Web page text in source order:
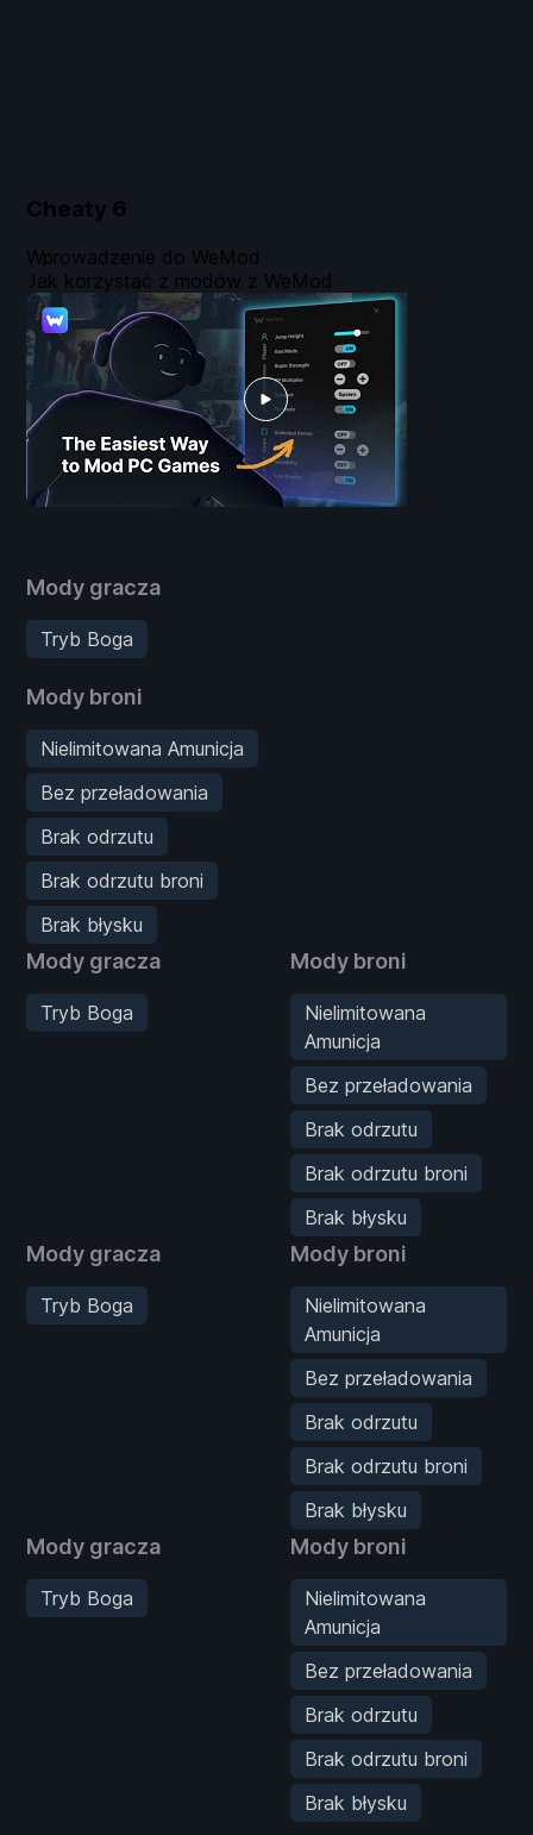
Cheaty 6
Mody gracza
Tryb Boga
Mody broni
Nielimitowana Amunicja
Bez przeładowania
Brak odrzutu
Brak odrzutu broni
Brak błysku
Mody gracza
Tryb Boga
Mody broni
Nielimitowana
Amunicja
Bez przeładowania
Brak odrzutu
Brak odrzutu broni
Brak błysku
Mody gracza
Tryb Boga
Mody broni
Nielimitowana
Amunicja
Bez przeładowania
Brak odrzutu
Brak odrzutu broni
Brak błysku
Mody gracza
Tryb Boga
Mody broni
Nielimitowana
Amunicja
Bez przeładowania
Brak odrzutu
Brak odrzutu broni
Brak błysku
Wprowadzenie do WeMod
Jak korzystać z modów z WeMod